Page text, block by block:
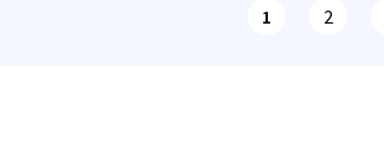
Page courante
1 Page
2